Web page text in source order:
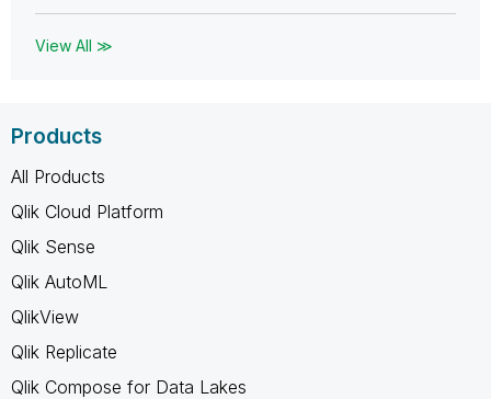
View All ≫
Products
All Products
Qlik Cloud Platform
Qlik Sense
Qlik AutoML
QlikView
Qlik Replicate
Qlik Compose for Data Lakes